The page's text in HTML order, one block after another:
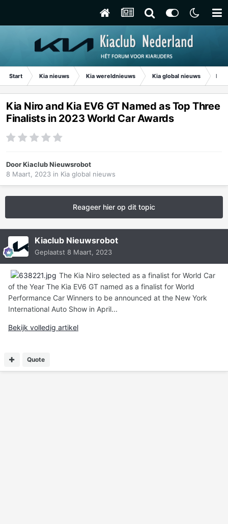
Start Kia nieuws Kia wereldnieuws Kia global nieuws Kia
Kia Niro and Kia EV6 GT Named as Top Three
Finalists in 2023 World Car Awards
DoorKiaclub Nieuwsrobot
8 Maart, 2023 in Kia global nieuws
Reageer hier op dit topic
Kiaclub Nieuwsrobot
Geplaatst 8 Maart, 2023
The Kia Niro selected as a finalist for World Car
of the Year The Kia EV6 GT named as a finalist for World
Performance Car Winners to be announced at the New York
International Auto Show in April...
Bekijk volledig artikel
Quote